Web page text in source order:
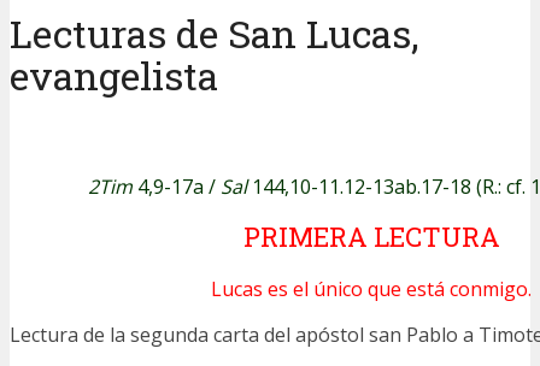
Lecturas de San Lucas,
evangelista
2Tim 4,9-17a / Sal144,10-11.12-13ab.17-18 (R.: cf.
PRIMERA LECTURA
Lucas es el único que está conmigo.
Lectura de la segunda carta del apóstol san Pablo a